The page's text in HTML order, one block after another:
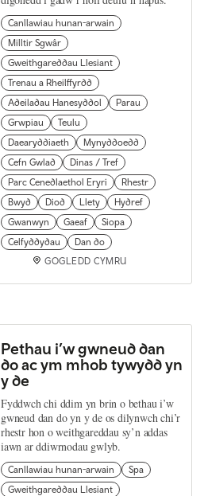
Canllawiau hunan-arwain
Milltir Sgwâr
Gweithgareddau Llesiant
Trenau a Rheilffyrdd
Adeiladau Hanesyddol
Parau
Grwpiau
Teulu
Daearyddiaeth
Mynyddoedd
Cefn Gwlad
Dinas / Tref
Parc Cenedlaethol Eryri
Rhestr
Bwyd
Diod Llety
Hydref
Gwanwyn
Gaeaf
Siopa
Celfyddydau
Dan do
GOGLEDD CYMRU
Pethau i’w gwneud dan
do ac ym mhob tywydd yn
y de
Fyddwch chi ddim yn brin o bethau i’w
gwneud dan do yn y de os dilynwch chi’r
rhestr hon o weithgareddau sy’n addas
iawn ar ddiwrnodau gwlyb.
Canllawiau hunan-arwain
Spa
Gweithgareddau Llesiant